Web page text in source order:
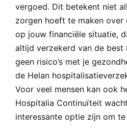
vergoed. Dit betekent niet
zorgen hoeft te maken over
op jouw financiële situatie,
altijd verzekerd van de best
geen risico’s met je
de Helan
Voor veel mensen kan ook
Hospitalia Continuïteit
interessante optie zijn om